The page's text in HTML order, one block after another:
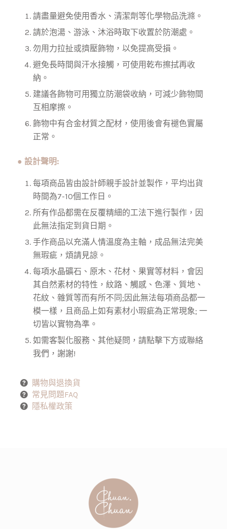
請盡量避免使用香水、清潔劑等化學物品洗滌。
請於泡湯、游泳、沐浴時取下收置於防潮處。
勿用力拉扯或擠壓飾物，以免提高受損。
避免長時間與汗水接觸，可使用乾布擦拭再收
納。
建議各飾物可用獨立防潮袋收納，可減少飾物間
互相摩擦。
飾物中有合金材質之配材，使用後會有褪色實屬
正常。
● 設計聲明:
每項商品皆由設計師親手設計並製作，平均出貨
時間為7-10個工作日。
所有作品都需在反覆精細的工法下進行製作，因
此無法指定到貨日期。
手作商品以充滿人情溫度為主軸，成品無法完美
無瑕疵，煩請見諒。
每項水晶礦石、原木、花材、果實等材料，會因
其自然素材的特性，紋路、觸感、色澤、質地、
花紋、雜質等而有所不同;因此無法每項商品都一
模一樣，且商品上如有素材小瑕疵為正常現象; 一
切皆以實物為準。
如需客製化服務、其他疑問，請點擊下方或聯絡
我們，謝謝!
購物與退換貨
常見問題FAQ
隱私權政策